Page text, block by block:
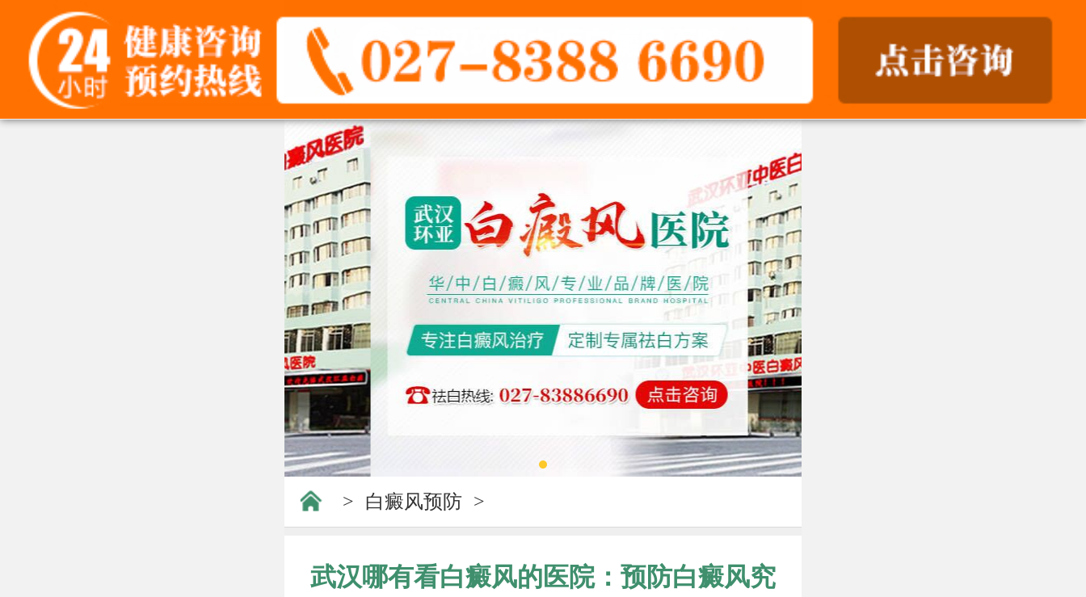
> 白癜风预防 >
武汉哪有看白癜风的医院：预防白癜风究